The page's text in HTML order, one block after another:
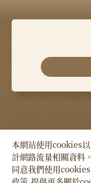
Copyright © HSIN
Right Reserved.
本網站使用cookies
計網路流量相關資料
同意我們使用